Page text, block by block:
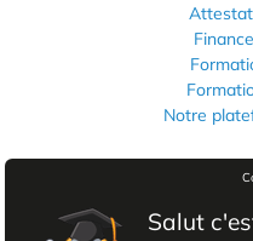
Notre
Politique
Salut